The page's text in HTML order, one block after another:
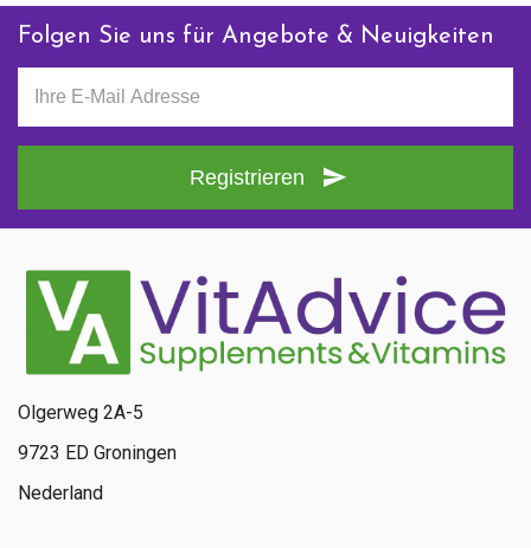
Folgen Sie uns für Angebote & Neuigkeiten
Registrieren
Olgerweg 2A-5
9723 ED Groningen
Nederland